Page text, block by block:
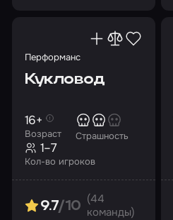
Перформанс
Кукловод
Возраст
16+
Страшность
Кол-во игроков
1–7
9.7/10
(44
команды)